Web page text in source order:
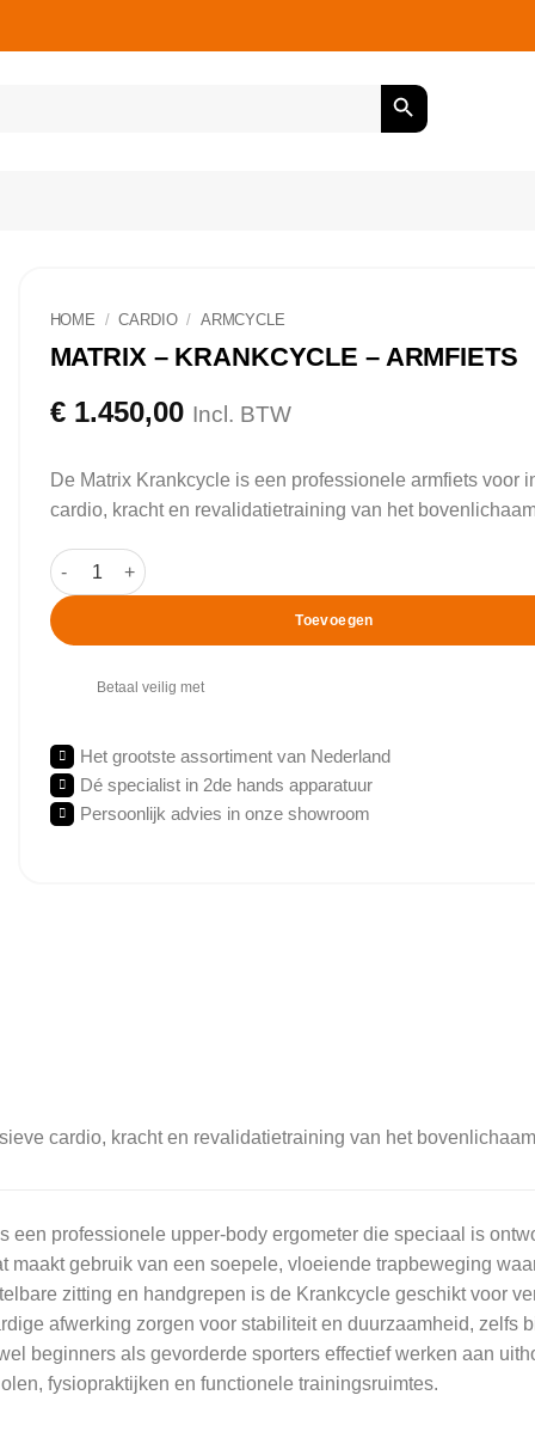
HOME / CARDIO / ARMCYCLE
MATRIX – KRANKCYCLE – ARMFIETS
€1.450,00 Incl. BTW
De Matrix Krankcycle is een professionele armfiets voor
cardio, kracht en revalidatietraining van het
Matrix - Krankcycle - Armfiets aantal
Toevoegen
Betaal veilig met
Het grootste assortiment van Nederland
Dé specialist in 2de hands apparatuur
Persoonlijk advies in onze showroom
cardio, kracht en revalidatietraining van het
een professionele upper-body ergometer die speciaal is
maakt gebruik van een soepele, vloeiende trapbeweging
zitting en handgrepen is de Krankcycle geschikt voor
afwerking zorgen voor stabiliteit en duurzaamheid, zelfs
beginners als gevorderde sporters effectief werken aan
fysiopraktijken en functionele trainingsruimtes.